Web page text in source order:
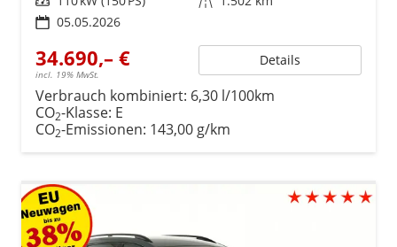
05.05.2026
34.690,– €
incl. 19% MwSt.
Details
Verbrauch kombiniert: 6,30 l/100km
CO2-Klasse: E
CO2-Emissionen: 143,00 g/km